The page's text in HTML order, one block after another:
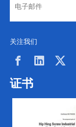
关注我们
证书